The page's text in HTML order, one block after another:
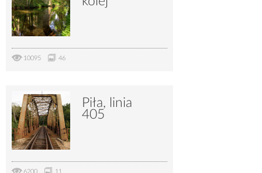
10095 46
Piła, linia
405